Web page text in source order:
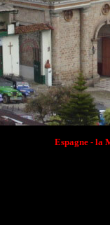
Espagne - la